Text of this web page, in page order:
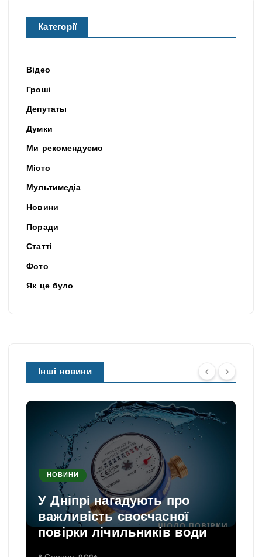
Категорії
Відео
Гроші
Депутаты
Думки
Ми рекомендуємо
Місто
Мультимедіа
Новини
Поради
Статті
Фото
Як це було
Інші новини
НОВИНИ
У Дніпрі нагадують про
важливість своєчасної
повірки лічильників води